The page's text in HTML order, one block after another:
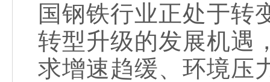
国钢铁行业正处于转
转型升级的发展机遇
求增速趋缓、环境压